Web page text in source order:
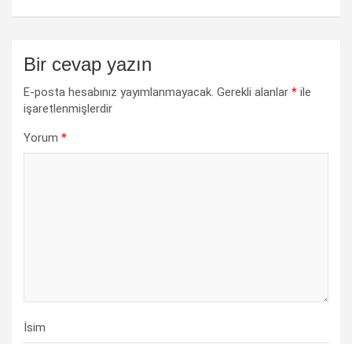
Bir cevap yazın
E-posta hesabınız yayımlanmayacak. Gerekli alanlar * ile
işaretlenmişlerdir
Yorum *
İsim